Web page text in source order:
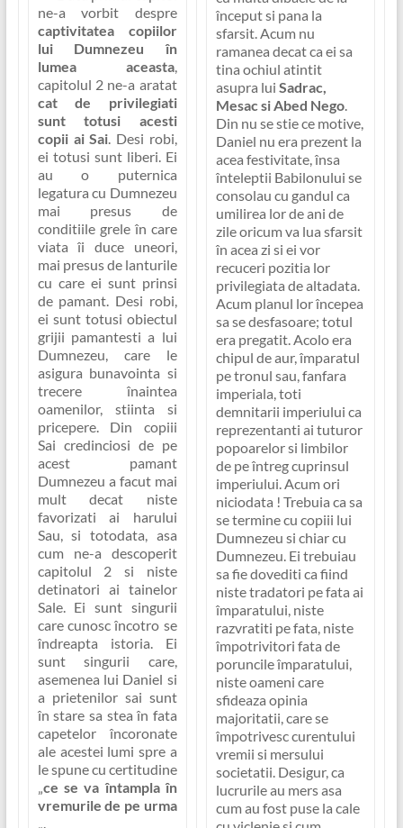
ne-a vorbit despre
captivitatea copiilor
lui Dumnezeu în
lumea aceasta,
capitolul 2 ne-a aratat
cat de privilegiati
sunt totusi acesti
copii ai Sai. Desi robi,
ei totusi sunt liberi. Ei
au o puternica
legatura cu Dumnezeu
mai presus de
conditiile grele în care
viata îi duce uneori,
mai presus de lanturile
cu care ei sunt prinsi
de pamant. Desi robi,
ei sunt totusi obiectul
grijii pamantesti a lui
Dumnezeu, care le
asigura bunavointa si
trecere înaintea
oamenilor, stiinta si
pricepere. Din copiii
Sai credinciosi de pe
acest pamant
Dumnezeu a facut mai
mult decat niste
favorizati ai harului
Sau, si totodata, asa
cum ne-a descoperit
capitolul 2 si niste
detinatori ai tainelor
Sale. Ei sunt singurii
care cunosc încotro se
îndreapta istoria. Ei
sunt singurii care,
asemenea lui Daniel si
a prietenilor sai sunt
în stare sa stea în fata
capetelor încoronate
ale acestei lumi spre a
le spune cu certitudine
„ce se va întampla în
vremurile de pe urma
„.
început si pana la
sfarsit. Acum nu
ramanea decat ca ei sa
tina ochiul atintit
asupra lui Sadrac,
Mesac si Abed Nego.
Din nu se stie ce motive,
Daniel nu era prezent la
acea festivitate, însa
înteleptii Babilonului se
consolau cu gandul ca
umilirea lor de ani de
zile oricum va lua sfarsit
în acea zi si ei vor
recuceri pozitia lor
privilegiata de altadata.
Acum planul lor începea
sa se desfasoare; totul
era pregatit. Acolo era
chipul de aur, împaratul
pe tronul sau, fanfara
imperiala, toti
demnitarii imperiului ca
reprezentanti ai tuturor
popoarelor si limbilor
de pe întreg cuprinsul
imperiului. Acum ori
niciodata ! Trebuia ca sa
se termine cu copiii lui
Dumnezeu si chiar cu
Dumnezeu. Ei trebuiau
sa fie dovediti ca fiind
niste tradatori pe fata ai
împaratului, niste
razvratiti pe fata, niste
împotrivitori fata de
poruncile împaratului,
niste oameni care
sfideaza opinia
majoritatii, care se
împotrivesc curentului
vremii si mersului
societatii. Desigur, ca
lucrurile au mers asa
cum au fost puse la cale